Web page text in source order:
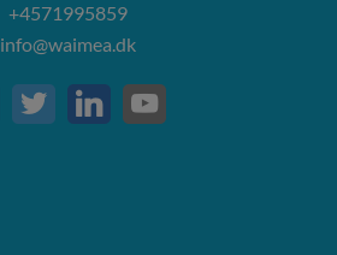
+4571995859
info@waimea.dk